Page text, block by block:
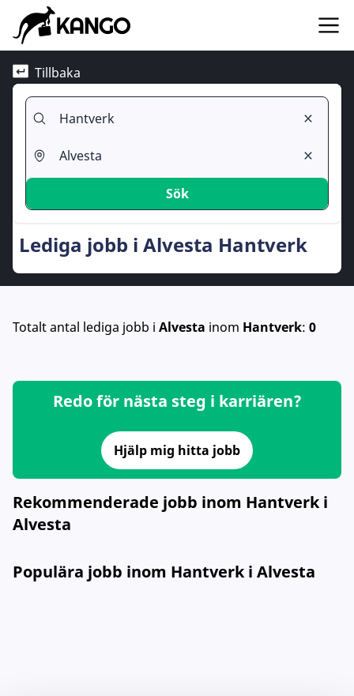
Tillbaka
Sök
Lediga jobb i Alvesta Hantverk
Totalt antal lediga jobb i Alvesta inom Hantverk: 0
Redo för nästa steg i karriären?
Hjälp mig hitta jobb
Rekommenderade jobb inom Hantverk i
Alvesta
Populära jobb inom Hantverk i Alvesta